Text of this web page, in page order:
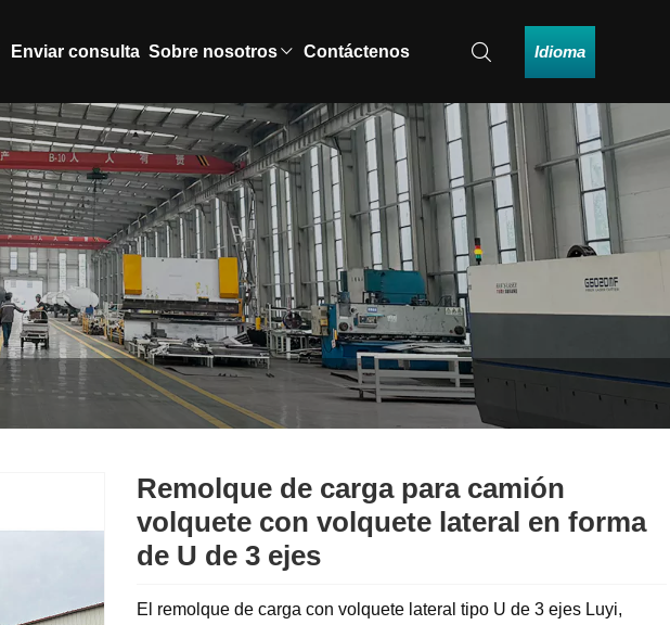
Enviar consulta Sobre nosotros Contáctenos Idioma
Remolque de carga para camión
volquete con volquete lateral en forma
de U de 3 ejes
El remolque de carga con volquete lateral tipo U de 3 ejes Luyi,